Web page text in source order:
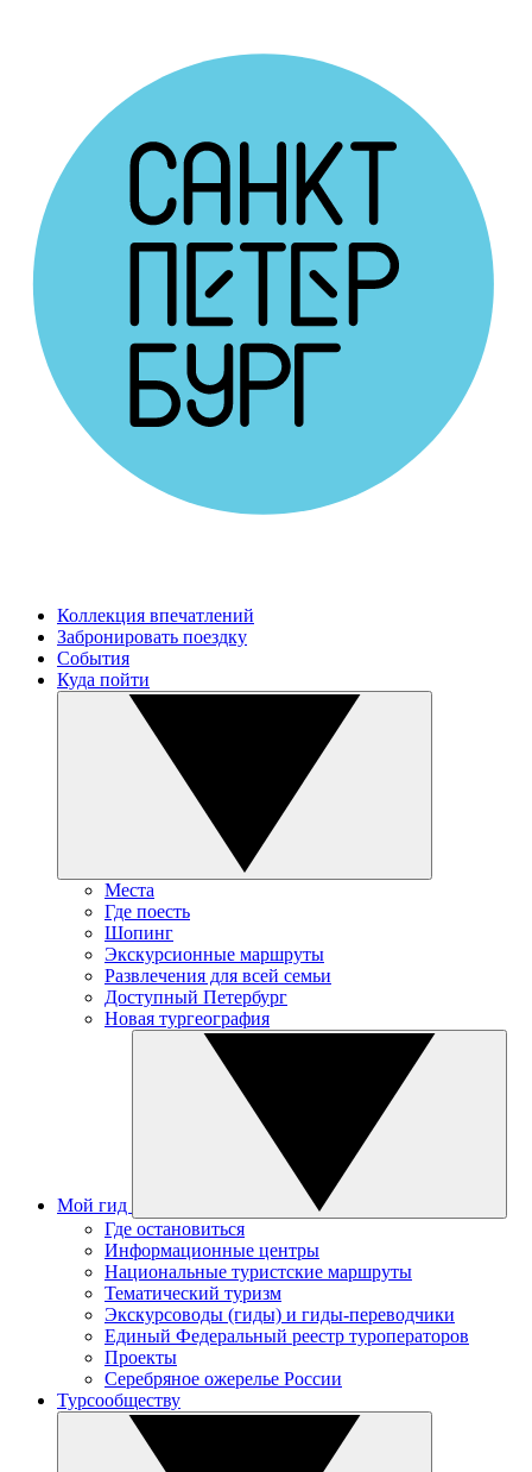
Коллекция впечатлений
Забронировать поездку
События
Куда пойти
Места
Где поесть
Шопинг
Экскурсионные маршруты
Развлечения для всей семьи
Доступный Петербург
Новая тургеография
Мой гид
Где остановиться
Информационные центры
Национальные туристские маршруты
Тематический туризм
Экскурсоводы (гиды) и гиды-переводчики
Единый Федеральный реестр туроператоров
Проекты
Серебряное ожерелье России
Турсообществу